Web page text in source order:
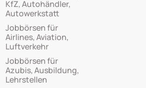
KfZ, Autohändler,
Autowerkstatt
Jobbörsen für
Airlines, Aviation,
Luftverkehr
Jobbörsen für
Azubis, Ausbildung,
Lehrstellen